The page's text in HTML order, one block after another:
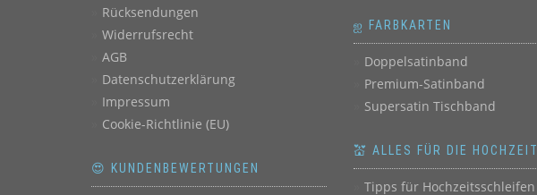
Rücksendungen
Widerrufsrecht
AGB
Datenschutzerklärung
Impressum
Cookie-Richtlinie (EU)
😍 KUNDENBEWERTUNGEN
ஐ FARBKARTEN
Doppelsatinband
Premium-Satinband
Supersatin Tischband
💒 ALLES FÜR DIE HOCHZEIT
Tipps für Hochzeitsschleifen